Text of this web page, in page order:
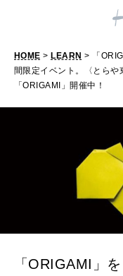
[12星
HOME > LEARN > 「
間限定イベント。〈とらや
「ORIGAMI」開催中！
「ORIGAMI」